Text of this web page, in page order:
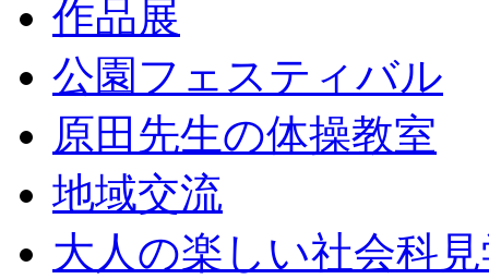
作品展
公園フェスティバル
原田先生の体操教室
地域交流
大人の楽しい社会科